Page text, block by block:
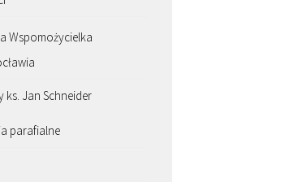
Wspomożycielka
ks. Jan Schneider
parafialne